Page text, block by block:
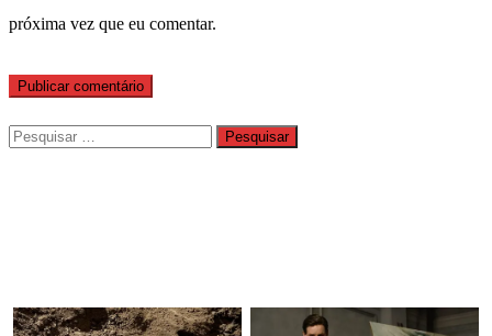
próxima vez que eu comentar.
Pesquisar
por: